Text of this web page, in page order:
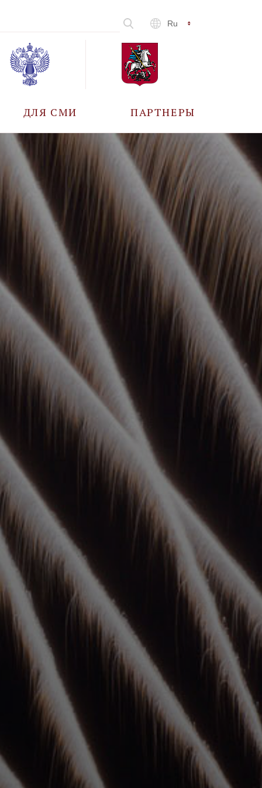
Ru
ДЛЯ СМИ
АККРЕДИТАЦИЯ
ПАРТНЕРЫ